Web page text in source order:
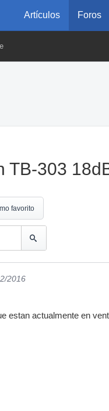
Artículos Foros
TB-303
favorito
2016
estan actualmente en